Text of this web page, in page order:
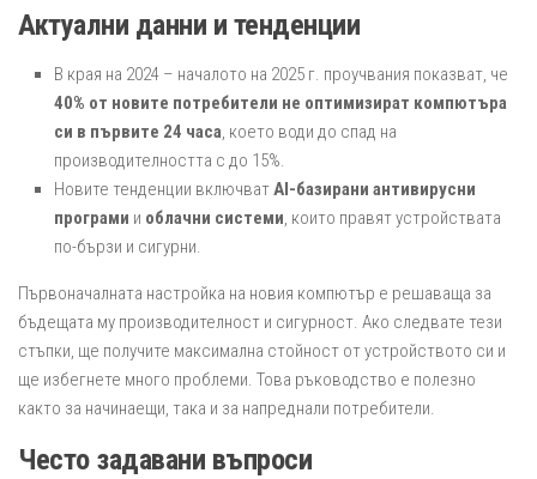
Актуални данни и тенденции
В края на 2024 – началото на 2025 г. проучвания показват, че
40% от новите потребители не оптимизират компютъра
си в първите 24 часа, което води до спад на
производителността с до 15%.
Новите тенденции включватAI-базирани антивирусни
програми и облачни системи, които правят устройствата
по-бързи и сигурни.
Първоначалната настройка на новия компютър е решаваща за
бъдещата му производителност и сигурност. Ако следвате тези
стъпки, ще получите максимална стойност от устройството си и
ще избегнете много проблеми. Това ръководство е полезно
както за начинаещи, така и за напреднали потребители.
Често задавани въпроси